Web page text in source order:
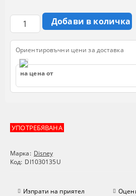
УПОТРЕБЯВАНА
Марка: Disney
Код: DI1030135U
Изпрати на приятел
Ориентировъчни цени за доставка
на цена от